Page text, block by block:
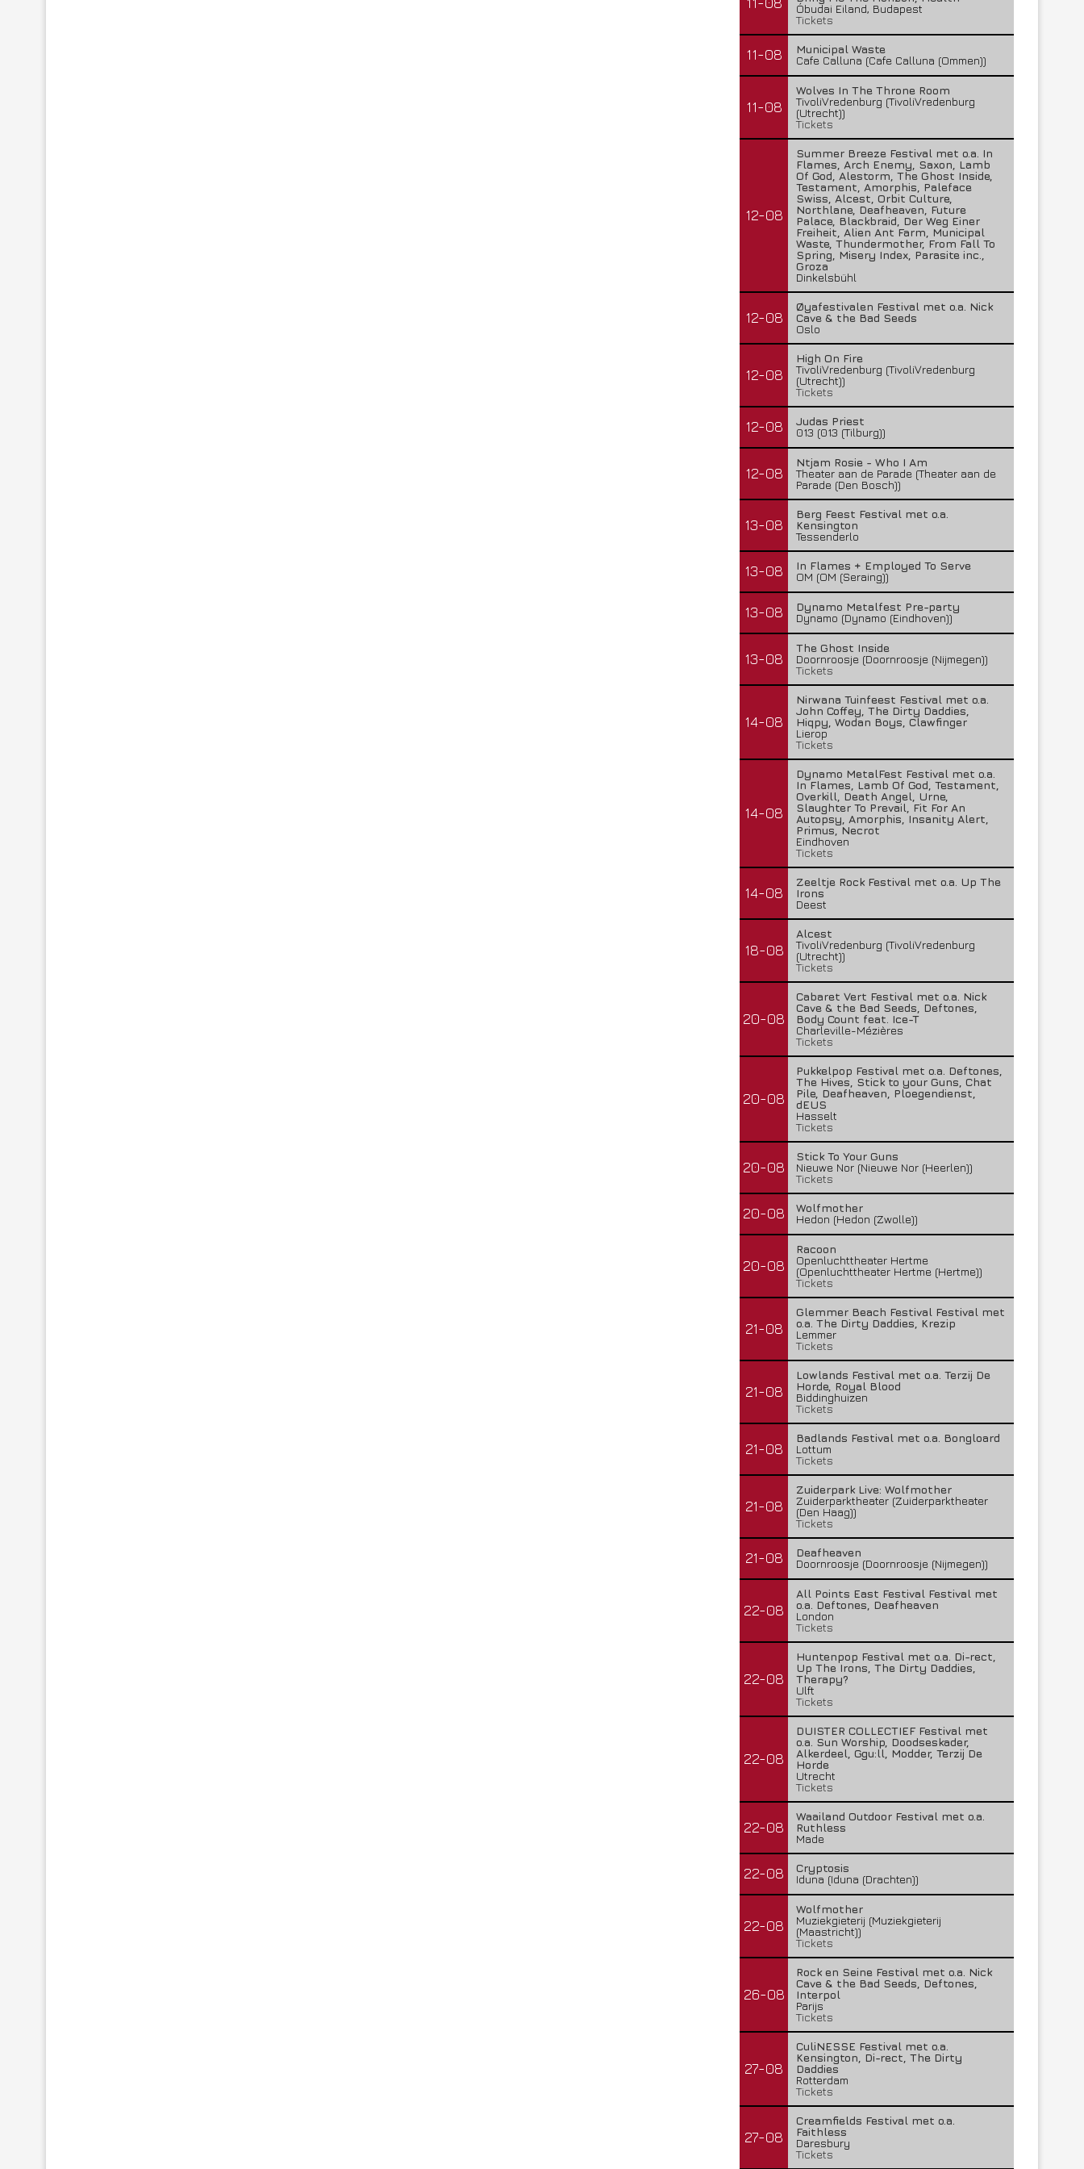
Óbudai Eiland, Budapest
Tickets
11-08
Municipal Waste
Cafe Calluna (Cafe Calluna (Ommen))
11-08
Wolves In The Throne Room
TivoliVredenburg (TivoliVredenburg
(Utrecht))
Tickets
12-08
Summer Breeze Festival met o.a. In
Flames, Arch Enemy, Saxon, Lamb
Of God, Alestorm, The Ghost Inside,
Testament, Amorphis, Paleface
Swiss, Alcest, Orbit Culture,
Northlane, Deafheaven, Future
Palace, Blackbraid, Der Weg Einer
Freiheit, Alien Ant Farm, Municipal
Waste, Thundermother, From Fall To
Spring, Misery Index, Parasite inc.,
Groza
Dinkelsbühl
12-08
Øyafestivalen Festival met o.a. Nick
Cave & the Bad Seeds
Oslo
12-08
High On Fire
TivoliVredenburg (TivoliVredenburg
(Utrecht))
Tickets
12-08
Judas Priest
013 (013 (Tilburg))
12-08
Ntjam Rosie - Who I Am
Theater aan de Parade (Theater aan de
Parade (Den Bosch))
13-08
Berg Feest Festival met o.a.
Kensington
Tessenderlo
13-08
In Flames + Employed To Serve
OM (OM (Seraing))
13-08
Dynamo Metalfest Pre-party
Dynamo (Dynamo (Eindhoven))
13-08
The Ghost Inside
Doornroosje (Doornroosje (Nijmegen))
Tickets
14-08
Nirwana Tuinfeest Festival met o.a.
John Coffey, The Dirty Daddies,
Hiqpy, Wodan Boys, Clawfinger
Lierop
Tickets
14-08
Dynamo MetalFest Festival met o.a.
In Flames, Lamb Of God, Testament,
Overkill, Death Angel, Urne,
Slaughter To Prevail, Fit For An
Autopsy, Amorphis, Insanity Alert,
Primus, Necrot
Eindhoven
Tickets
14-08
Zeeltje Rock Festival met o.a. Up The
Irons
Deest
18-08
Alcest
TivoliVredenburg (TivoliVredenburg
(Utrecht))
Tickets
20-08
Cabaret Vert Festival met o.a. Nick
Cave & the Bad Seeds, Deftones,
Body Count feat. Ice-T
Charleville-Mézières
Tickets
20-08
Pukkelpop Festival met o.a. Deftones,
The Hives, Stick to your Guns, Chat
Pile, Deafheaven, Ploegendienst,
dEUS
Hasselt
Tickets
20-08
Stick To Your Guns
Nieuwe Nor (Nieuwe Nor (Heerlen))
Tickets
20-08
Wolfmother
Hedon (Hedon (Zwolle))
20-08
Racoon
Openluchttheater Hertme
(Openluchttheater Hertme (Hertme))
Tickets
21-08
Glemmer Beach Festival Festival met
o.a. The Dirty Daddies, Krezip
Lemmer
Tickets
21-08
Lowlands Festival met o.a. Terzij De
Horde, Royal Blood
Biddinghuizen
Tickets
21-08
Badlands Festival met o.a. Bongloard
Lottum
Tickets
21-08
Zuiderpark Live: Wolfmother
Zuiderparktheater (Zuiderparktheater
(Den Haag))
Tickets
21-08
Deafheaven
Doornroosje (Doornroosje (Nijmegen))
22-08
All Points East Festival Festival met
o.a. Deftones, Deafheaven
London
Tickets
22-08
Huntenpop Festival met o.a. Di-rect,
Up The Irons, The Dirty Daddies,
Therapy?
Ulft
Tickets
22-08
DUISTER COLLECTIEF Festival met
o.a. Sun Worship, Doodseskader,
Alkerdeel, Ggu:ll, Modder, Terzij De
Horde
Utrecht
Tickets
22-08
Waailand Outdoor Festival met o.a.
Ruthless
Made
22-08
Cryptosis
Iduna (Iduna (Drachten))
22-08
Wolfmother
Muziekgieterij (Muziekgieterij
(Maastricht))
Tickets
26-08
Rock en Seine Festival met o.a. Nick
Cave & the Bad Seeds, Deftones,
Interpol
Parijs
Tickets
27-08
CuliNESSE Festival met o.a.
Kensington, Di-rect, The Dirty
Daddies
Rotterdam
Tickets
27-08
Creamfields Festival met o.a.
Faithless
Daresbury
Tickets